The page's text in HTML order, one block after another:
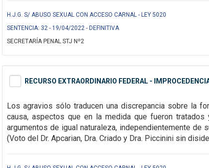
H.J.G. S/ ABUSO SEXUAL CON ACCESO CARNAL - LEY 5020
SENTENCIA: 32 - 19/04/2022 - DEFINITIVA
SECRETARÍA PENAL STJ Nº2
RECURSO EXTRAORDINARIO FEDERAL -
Losagravios sólo traducen una discrepancia sobre la
causa, aspectos que en la medida que fueron tratados
argumentos de igual naturaleza, independientemente de
(Voto del Dr. Apcarian, Dra. Criado y Dra. Piccinini sin